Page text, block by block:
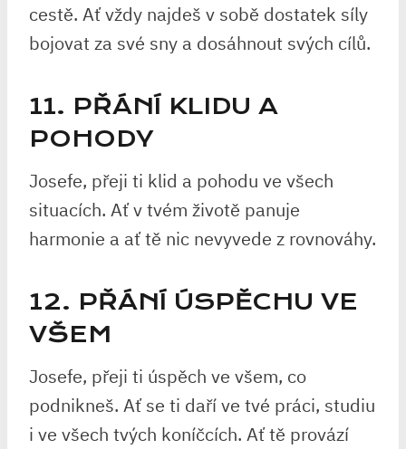
cestě. Ať vždy najdeš v sobě dostatek síly
bojovat za své sny a dosáhnout svých cílů.
11. PŘÁNÍ KLIDU A
POHODY
Josefe, přeji ti klid a pohodu ve všech
situacích. Ať v tvém životě panuje
harmonie a ať tě nic nevyvede z rovnováhy.
12. PŘÁNÍ ÚSPĚCHU VE
VŠEM
Josefe, přeji ti úspěch ve všem, co
podnikneš. Ať se ti daří ve tvé práci, studiu
i ve všech tvých koníčcích. Ať tě provází